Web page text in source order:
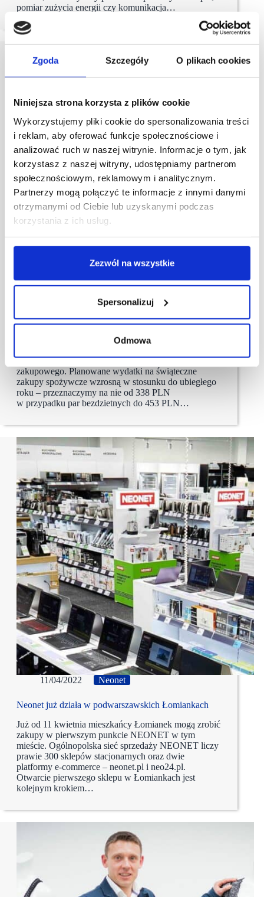
Zgoda Szczegóły O plikach cookies
Niniejsza strona korzysta z plików cookie
Wykorzystujemy pliki cookie do spersonalizowania treści
i reklam, aby oferować funkcje społecznościowe i
analizować ruch w naszej witrynie. Informacje o tym, jak
korzystasz z naszej witryny, udostępniamy partnerom
społecznościowym, reklamowym i analitycznym.
Partnerzy mogą połączyć te informacje z innymi danymi
otrzymanymi od Ciebie lub uzyskanymi podczas
korzystania z ich usług.
Zezwól na wszystkie
Spersonalizuj
Odmowa
pomiar zużycia energii czy komunikacja…
11/04/2022 Netto
Co drugi Polak zrobi zakupy wielkanocne
w dyskoncie
Mimo inflacji i rosnących cen zdecydowana większość
zawartości swojego wielkanocnego koszyka
zakupowego. Planowane wydatki na świąteczne
zakupy spożywcze wzrosną w stosunku do ubiegłego
roku – przeznaczymy na nie od 338 PLN
w przypadku par bezdzietnych do 453 PLN…
11/04/2022 Neonet
Neonet już działa w podwarszawskich Łomiankach
Już od 11 kwietnia mieszkańcy Łomianek mogą zrobić
zakupy w pierwszym punkcie NEONET w tym
mieście. Ogólnopolska sieć sprzedaży NEONET liczy
prawie 300 sklepów stacjonarnych oraz dwie
platformy e-commerce – neonet.pl i neo24.pl.
Otwarcie pierwszego sklepu w Łomiankach jest
kolejnym krokiem…